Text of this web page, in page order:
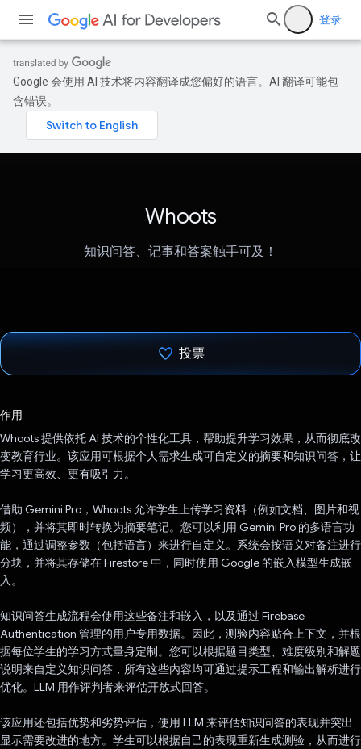
登录
Google 会使用 AI 技术将内容翻译成您偏好的语言。AI 翻译可能包
含错误。
Whoots
知识问答、记事和答案触手可及！
投票
作用
Whoots 提供依托 AI 技术的个性化工具，帮助提升学习效果，从而彻底改
变教育行业。该应用可根据个人需求生成可自定义的摘要和知识问答，让
学习更高效、更有吸引力。
借助 Gemini Pro，Whoots 允许学生上传学习资料（例如文档、图片和视
频），并将其即时转换为摘要笔记。您可以利用 Gemini Pro 的多语言功
能，通过调整参数（包括语言）来进行自定义。系统会按语义对备注进行
分块，并将其存储在 Firestore 中，同时使用 Google 的嵌入模型生成嵌
入。
知识问答生成流程会使用这些备注和嵌入，以及通过 Firebase
Authentication 管理的用户专用数据。因此，测验内容贴合上下文，并根
据每位学生的学习方式量身定制。您可以根据题目类型、难度级别和解题
说明来自定义知识问答，所有这些内容均可通过提示工程和输出解析进行
优化。LLM 用作评判者来评估开放式回答。
该应用还包括优势和劣势评估，使用 LLM 来评估知识问答的表现并突出
显示需要改进的地方。学生可以根据自己的表现重新生成测验，从而进行